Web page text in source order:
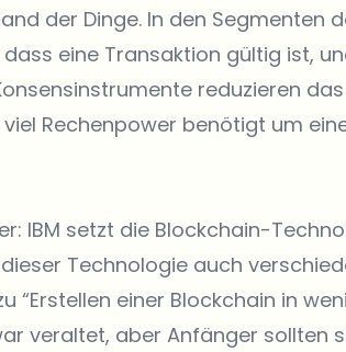
der Dinge. In den Segmenten
eine Transaktion gültig ist,
reduzieren
Rechenpower benötigt um
: IBM setzt die Blockchain-
Technologie auch
“Erstellen einer Blockchain in
veraltet, aber Anfänger sollten